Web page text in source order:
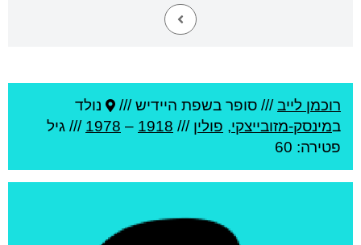
רוכמן לייב/// סופר בשפת היידיש ///
נולד
במינסק-מזובייצקי, פולין ///
1918
–
1978 /// גיל
פטירה: 60